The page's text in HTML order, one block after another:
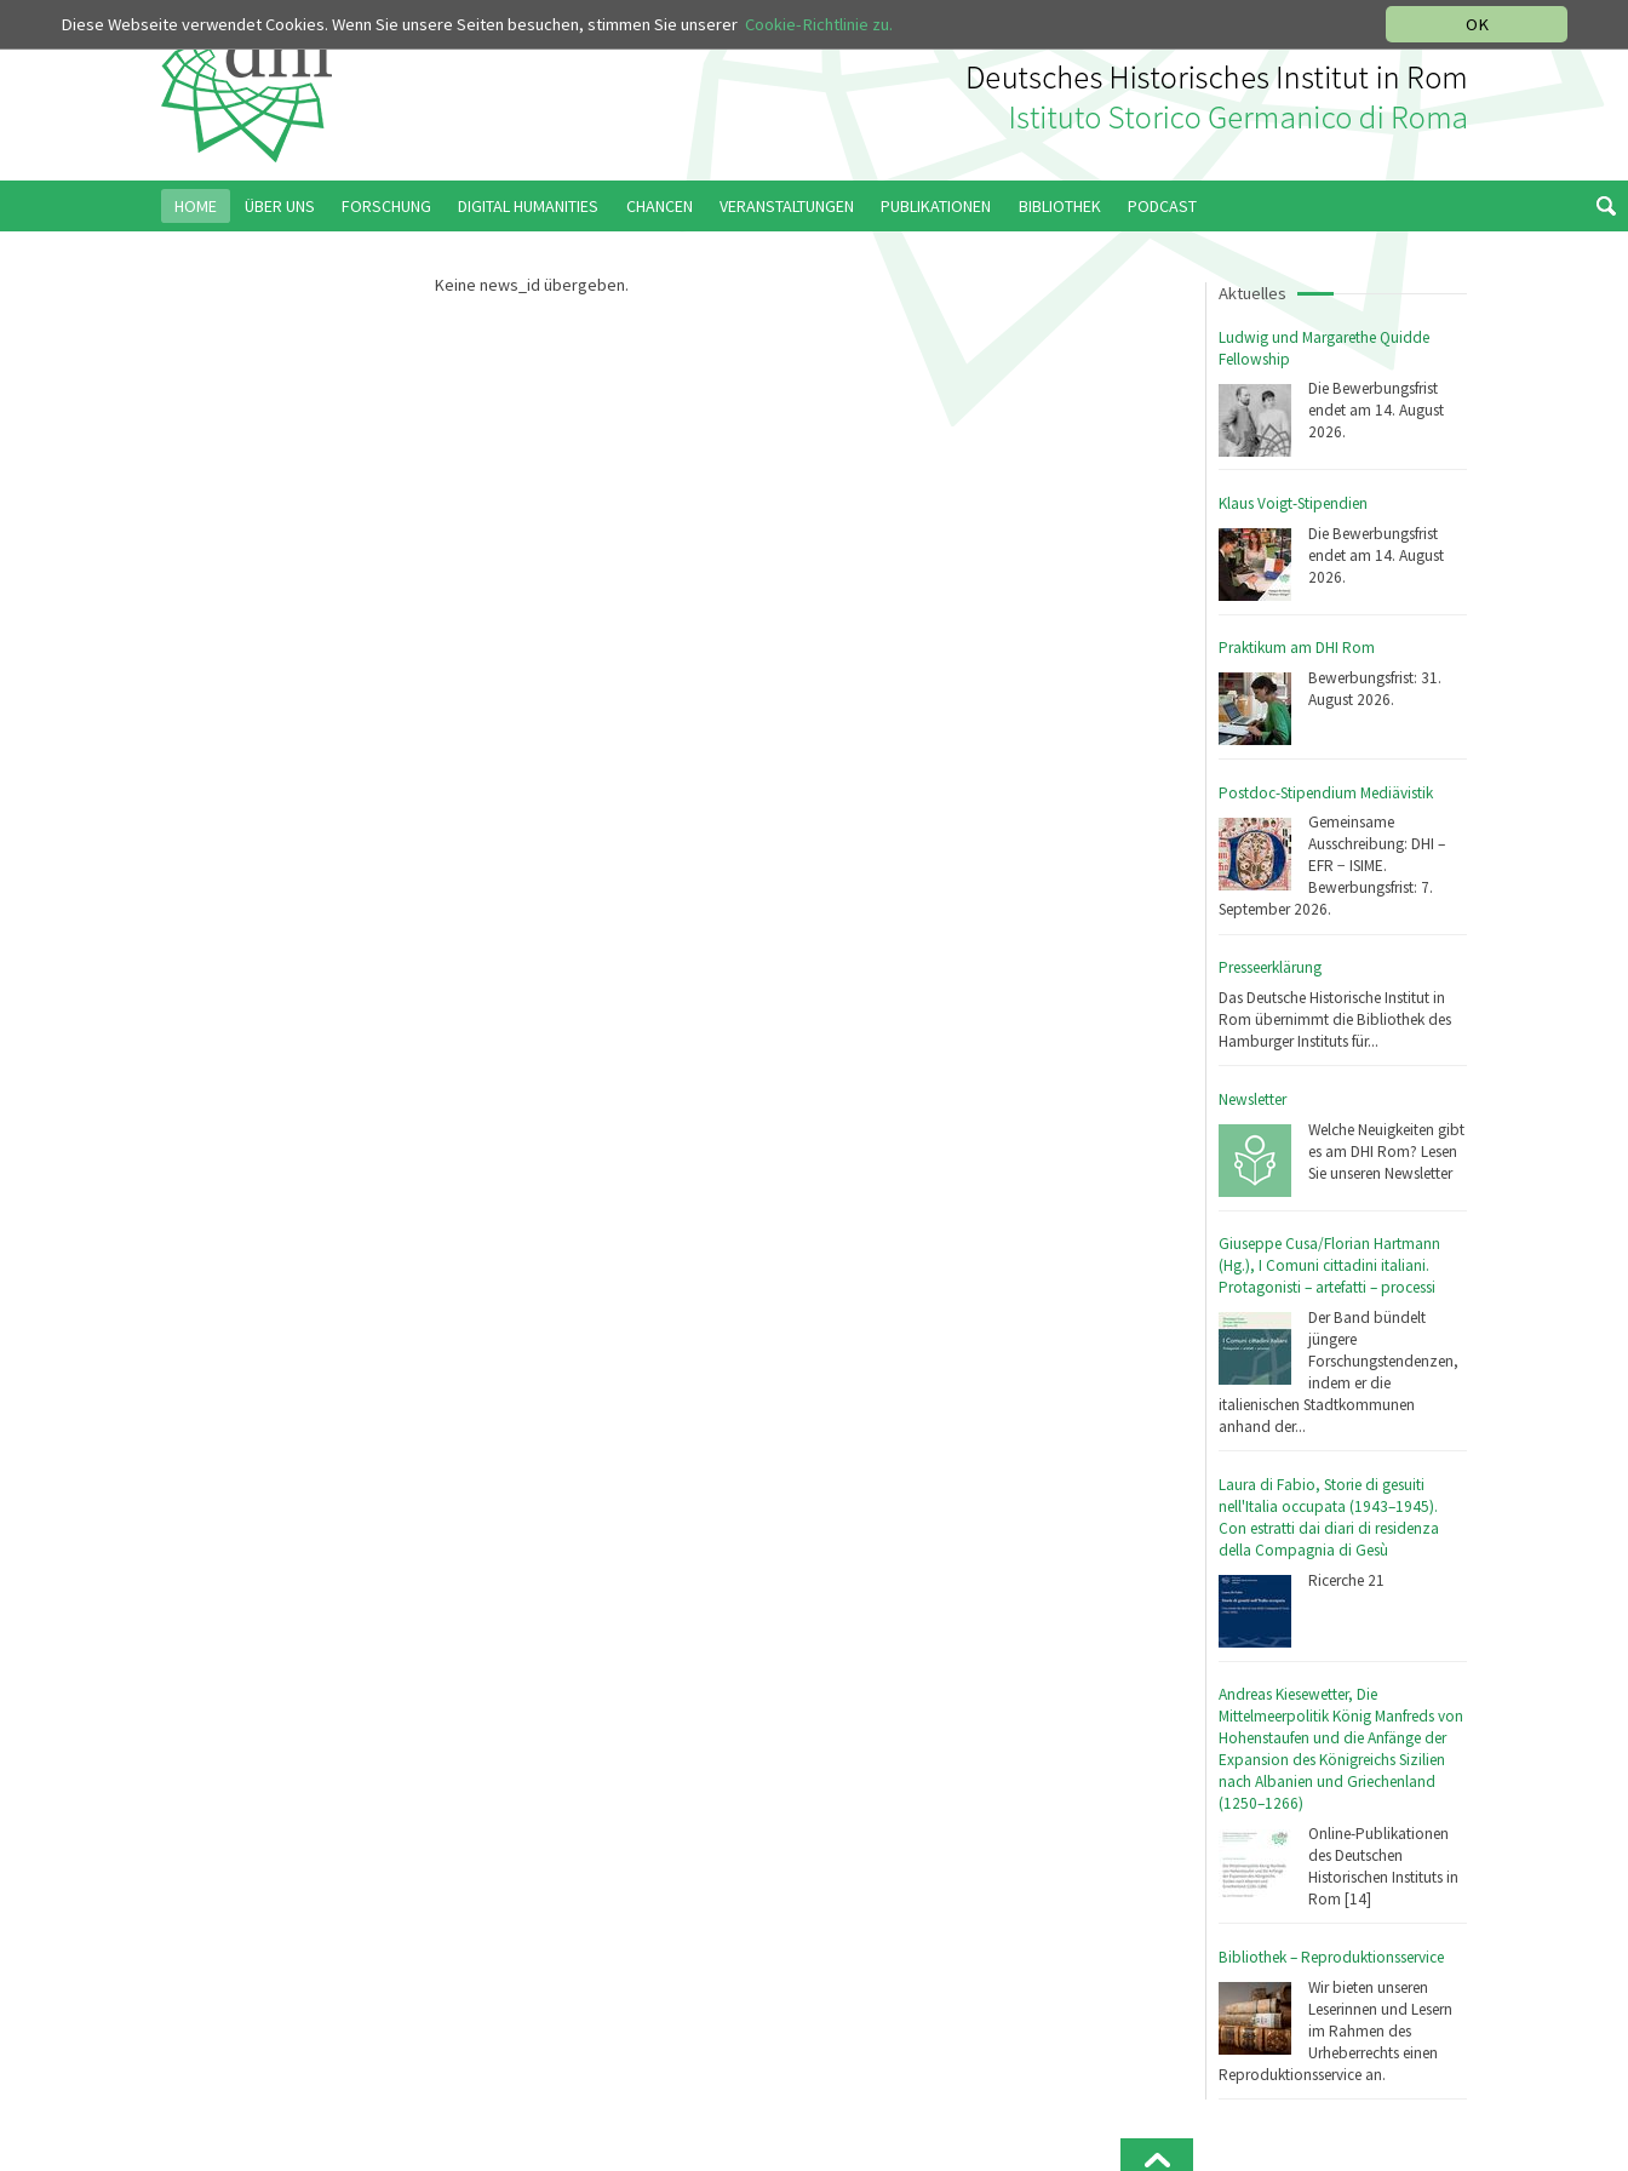
OK
Diese Webseite verwendet Cookies. Wenn Sie unsere Seiten besuchen, stimmen Sie unserer Cookie-Richtlinie zu.
Aktuelles
Ludwig und Margarethe Quidde
Fellowship
Die Bewerbungsfrist
endet am 14. August
2026.
Klaus Voigt-Stipendien
Die Bewerbungsfrist
endet am 14. August
2026.
Praktikum am DHI Rom
Bewerbungsfrist: 31.
August 2026.
Postdoc-Stipendium Mediävistik
Gemeinsame
Ausschreibung: DHI –
EFR − ISIME.
Bewerbungsfrist: 7.
September 2026.
Presseerklärung
Das Deutsche Historische Institut in
Rom übernimmt die Bibliothek des
Hamburger Instituts für...
Newsletter
Welche Neuigkeiten gibt
es am DHI Rom? Lesen
Sie unseren Newsletter
Giuseppe Cusa/Florian Hartmann
(Hg.), I Comuni cittadini italiani.
Protagonisti – artefatti – processi
Der Band bündelt
jüngere
Forschungstendenzen,
indem er die
italienischen Stadtkommunen
anhand der...
Laura di Fabio, Storie di gesuiti
nell'Italia occupata (1943–1945).
Con estratti dai diari di residenza
della Compagnia di Gesù
Ricerche 21
Andreas Kiesewetter, Die
Mittelmeerpolitik König Manfreds von
Hohenstaufen und die Anfänge der
Expansion des Königreichs Sizilien
nach Albanien und Griechenland
(1250–1266)
Online-Publikationen
des Deutschen
Historischen Instituts in
Rom [14]
Bibliothek – Reproduktionsservice
Wir bieten unseren
Leserinnen und Lesern
im Rahmen des
Urheberrechts einen
Reproduktionsservice an.
Keine news_id übergeben.
HOME ÜBER UNS FORSCHUNG DIGITAL HUMANITIES CHANCEN VERANSTALTUNGEN PUBLIKATIONEN BIBLIOTHEK PODCAST